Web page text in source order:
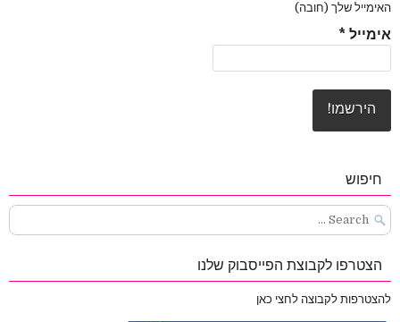
האימייל שלך (חובה)
אימייל *
חיפוש
Search
for:
הצטרפו לקבוצת הפייסבוק שלנו
להצטרפות לקבוצה לחצי כאן